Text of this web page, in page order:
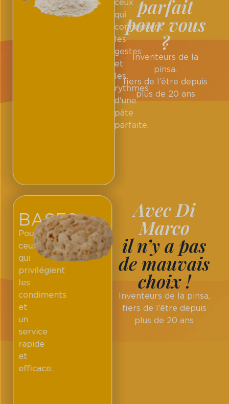
ceux
qui
connaissent
les
gestes
et
les
rythmes
d'une
pâte
parfaite.
parfait
pour vous
?
Inventeurs de la
pinsa,
fiers de l’être depuis
plus de 20 ans
Avec Di
Marco
il n’y a pas
de mauvais
choix !
Inventeurs de la pinsa,
fiers de l’être depuis
plus de 20 ans
BASES
Pour
ceux
qui
privilégient
les
condiments
et
un
service
rapide
et
efficace.